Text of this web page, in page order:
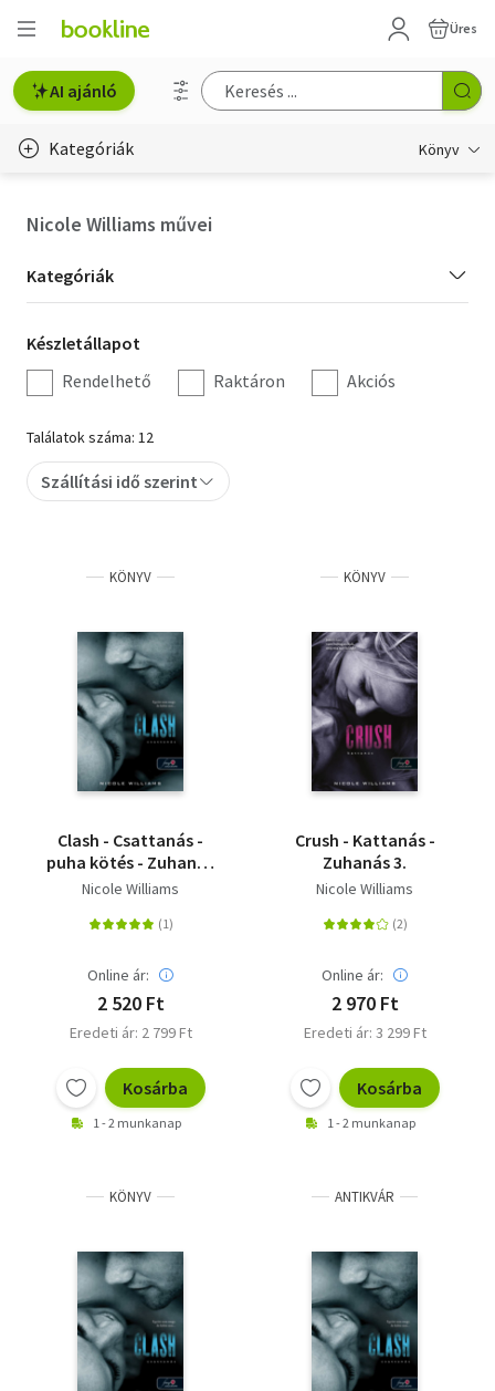
Üres
AI ajánló
Kategóriák Könyv
Hobbi, szabadidő
Irodalom
Művészet
Szakkönyv
Tankönyv, segédkönyv
Társadalomtudomány
Természettudomány
Történelem
Nicole Williams művei
Kategória
szűrés
Kategóriák
Készletállapot
szűrés
Készletállapot
Rendelhető
Raktáron Akciós
Találatok száma: 12
Szállítási idő szerint
KÖNYV
Clash - Csattanás -
puha kötés - Zuhanás
2.
Nicole Williams
Online ár:
2 520 Ft
Eredeti ár: 2 799 Ft
Kosárba
1 - 2 munkanap
KÖNYV
Crush - Kattanás -
Zuhanás 3.
Nicole Williams
Online ár:
2 970 Ft
Eredeti ár: 3 299 Ft
Kosárba
1 - 2 munkanap
KÖNYV ANTIKVÁR